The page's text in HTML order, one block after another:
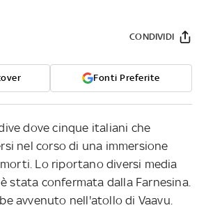
Fonti Preferite
CONDIVIDI
dove cinque italiani che
nel corso di una immersione
Lo riportano diversi media
stata confermata dalla Farnesina.
avvenuto nell'atollo di Vaavu.